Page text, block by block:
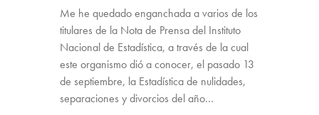
Me he quedado enganchada a varios de los
titulares de la Nota de Prensa del Instituto
Nacional de Estadística, a través de la cual
este organismo dió a conocer, el pasado 13
de septiembre, la Estadística de nulidades,
separaciones y divorcios del año…